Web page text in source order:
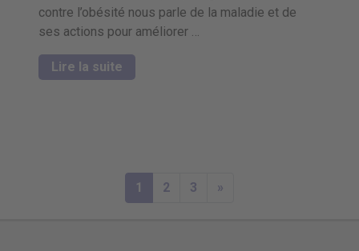
contre l’obésité nous parle de la maladie et de
ses actions pour améliorer …
Lire la suite
1 2 3 »